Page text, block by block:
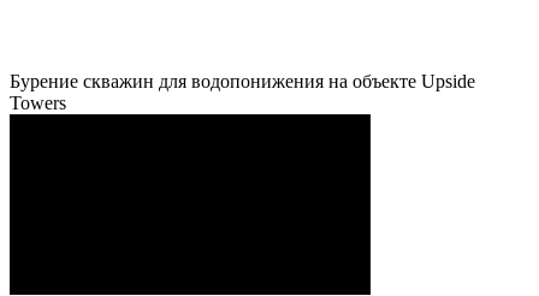
Бурение скважин для водопонижения на объекте Upside
Towers